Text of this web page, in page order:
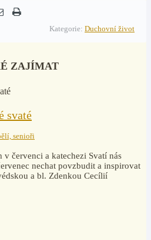
Kategorie: Duchovní život
ZAJÍMAT
svaté
senioři
červenci a katechezi Svatí nás
nechat povzbudit a inspirovat
a bl. Zdenkou Cecílií